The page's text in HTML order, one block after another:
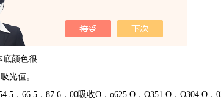
底颜色很
光值。
5 ．66 5 ．87 6 ．00吸收O ．o625 O ．O351 O ．O304 O ．